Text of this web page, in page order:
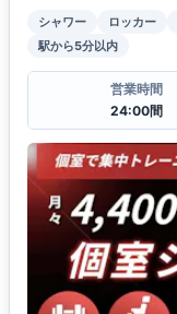
シャワー ロッカー
駅から5分以内
営業時間
24:00間